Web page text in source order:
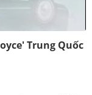
Trung Quốc